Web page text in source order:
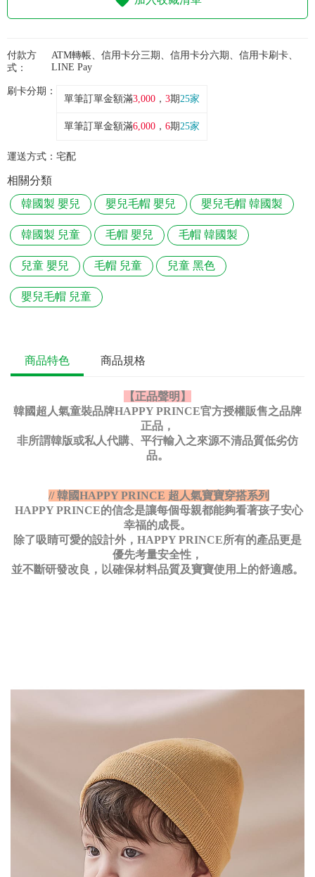
付款方
式：
ATM轉帳、信用卡分三期、信用卡分六期、信用卡刷卡、
LINE Pay
刷卡分期：
單筆訂單金額滿3,000 ， 3期25家
單筆訂單金額滿6,000 ， 6期25家
運送方式： 宅配
相關分類
韓國製 嬰兒
嬰兒毛帽 嬰兒 嬰兒毛帽 韓國製
韓國製 兒童 毛帽 嬰兒 毛帽 韓國製
兒童 嬰兒 毛帽 兒童 兒童 黑色
嬰兒毛帽 兒童
商品特色 商品規格
【正品聲明】
韓國超人氣童裝品牌HAPPY PRINCE官方授權販售之品牌
正品，
非所謂韓版或私人代購、平行輸入之來源不清品質低劣仿
品。
// 韓國HAPPY PRINCE 超人氣寶寶穿搭系列
HAPPY PRINCE的信念是讓每個母親都能夠看著孩子安心
幸福的成長。
除了吸睛可愛的設計外，HAPPY PRINCE所有的產品更是
優先考量安全性，
並不斷研發改良，以確保材料品質及寶寶使用上的舒適感。